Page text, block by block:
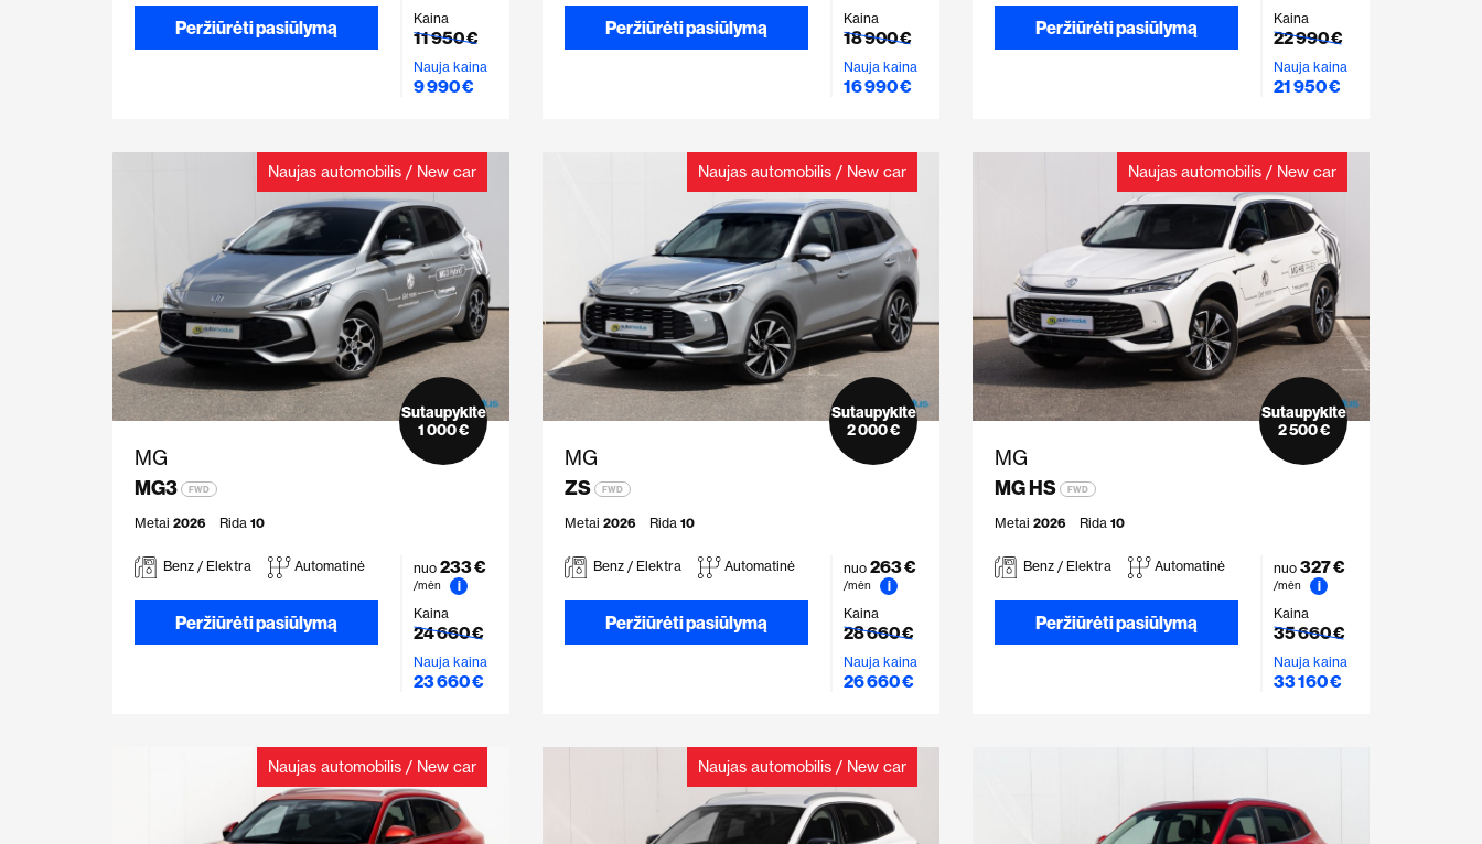
Peržiūrėti pasiūlymą
Kaina
11 950 €
Nauja kaina
9 990 €
Peržiūrėti pasiūlymą
Kaina
18 900 €
Nauja kaina
16 990 €
Peržiūrėti pasiūlymą
Kaina
22 990 €
Nauja kaina
21 950 €
Naujas automobilis / New car
MG
MG3
FWD
Metai 2026 Rida 10
Sutaupykite
1 000 €
Benz / Elektra Automatinė
Peržiūrėti pasiūlymą
nuo 233 €
/mėn
i
Kaina
24 660 €
Nauja kaina
23 660 €
Naujas automobilis / New car
MG
ZS
FWD
Metai 2026 Rida 10
Sutaupykite
2 000 €
Benz / Elektra Automatinė
Peržiūrėti pasiūlymą
nuo 263 €
/mėn
i
Kaina
28 660 €
Nauja kaina
26 660 €
Naujas automobilis / New car
MG
MG HS
FWD
Metai 2026 Rida 10
Sutaupykite
2 500 €
Benz / Elektra Automatinė
Peržiūrėti pasiūlymą
nuo 327 €
/mėn
i
Kaina
35 660 €
Nauja kaina
33 160 €
Naujas automobilis / New car Naujas automobilis / New car